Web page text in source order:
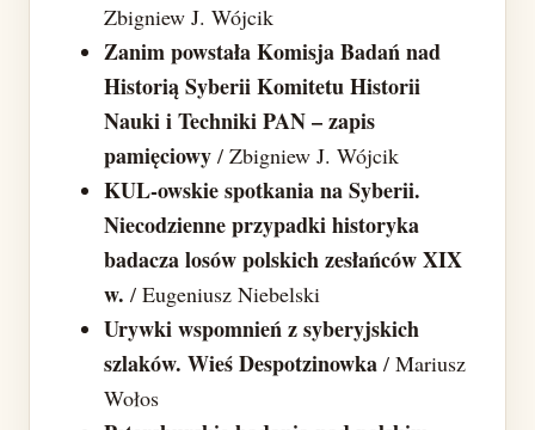
Zbigniew J. Wójcik
Zanim powstała Komisja Badań nad
Historią Syberii Komitetu Historii
Nauki i Techniki PAN – zapis
pamięciowy / Zbigniew J. Wójcik
KUL-owskie spotkania na Syberii.
Niecodzienne przypadki historyka
badacza losów polskich zesłańców XIX
w. / Eugeniusz Niebelski
Urywki wspomnień z syberyjskich
szlaków. Wieś Despotzinowka / Mariusz
Wołos